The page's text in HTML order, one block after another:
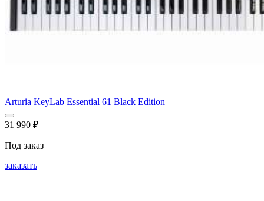
Arturia KeyLab Essential 61 Black Edition
31 990 ₽
Под заказ
заказать